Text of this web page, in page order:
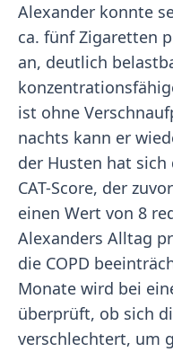
Alexander konnte
ca. fünf Zigaretten
an, deutlich
ist ohne
nachts kann er
der Husten hat
CAT-Score, der
einen Wert von 8
Alexanders Alltag
die COPD
Monate wird bei
überprüft, ob sich
verschlechtert, um